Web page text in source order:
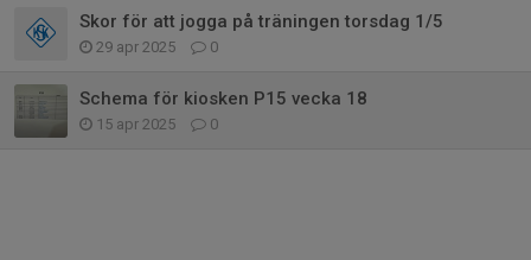
Skor för att jogga på träningen torsdag 1/5
29 apr 2025 0
Schema för kiosken P15 vecka 18
15 apr 2025 0